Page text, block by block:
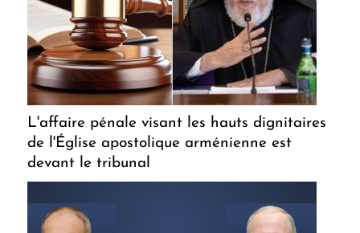
L'affaire pénale visant les hauts dignitaires
de l'Église apostolique arménienne est
devant le tribunal